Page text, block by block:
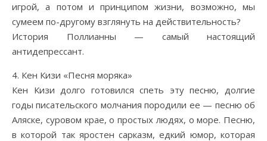
игрой, а потом и принципом жизни, возможно, мы
сумеем по-другому взглянуть на действительность?
История Поллианны — самый настоящий
антидепрессант.
4. Кен Кизи «Песня моряка»
Кен Кизи долго готовился спеть эту песню, долгие
годы писательского молчания породили ее — песню об
Аляске, суровом крае, о простых людях, о море. Песню,
в которой так яростен сарказм, едкий юмор, которая